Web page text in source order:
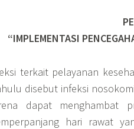
“IMPLEMENTASI
terkait pelayanan
disebut infeksi
dapat menghambat
hari rawat